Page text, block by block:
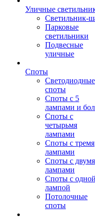
Уличные
Светильник-
Парковые
светильники
Подвесные
уличные
Споты
Светодиодные
споты
Споты с 5
лампами и
Споты с
четырьмя
лампами
Споты с тремя
лампами
Споты с двумя
лампами
Споты с одной
лампой
Потолочные
споты